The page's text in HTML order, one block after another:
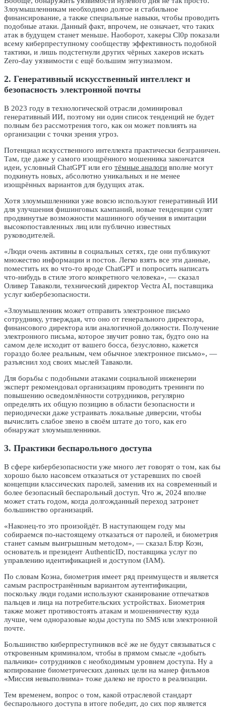
Злоумышленникам необходимо долгое и стабильное
финансирование, а также специальные навыки, чтобы проводить
подобные атаки. Данный факт, впрочем, не означает, что таких
атак в будущем станет меньше. Наоборот, хакеры Cl0p показали
всему киберпреступному сообществу эффективность подобной
тактики, и лишь подстегнули других чёрных хакеров искать
Zero-day уязвимости с ещё большим энтузиазмом.
2. Генеративный искусственный интеллект и
безопасность электронной почты
В 2023 году в технологической отрасли доминировал
генеративный ИИ, поэтому ни один список тенденций не будет
полным без рассмотрения того, как он может повлиять на
организации с точки зрения угроз.
Потенциал искусственного интеллекта практически безграничен.
Там, где даже у самого изощрённого мошенника закончатся
идеи, условный ChatGPT или его тёмные аналоги вполне могут
подкинуть новых, абсолютно уникальных и не менее
изощрённых вариантов для будущих атак.
Хотя злоумышленники уже вовсю используют генеративный ИИ
для улучшения фишинговых кампаний, новые тенденции сулят
продвинутые возможности машинного обучения в имитации
высокопоставленных лиц или публично известных
руководителей.
«Люди очень активны в социальных сетях, где они публикуют
множество информации и постов. Легко взять все эти данные,
поместить их во что-то вроде ChatGPT и попросить написать
что-нибудь в стиле этого конкретного человека», — сказал
Оливер Таваколи, технический директор Vectra AI, поставщика
услуг кибербезопасности.
«Злоумышленник может отправить электронное письмо
сотруднику, утверждая, что оно от генерального директора,
финансового директора или аналогичной должности. Получение
электронного письма, которое звучит ровно так, будто оно на
самом деле исходит от вашего босса, безусловно, кажется
гораздо более реальным, чем обычное электронное письмо», —
разъяснил ход своих мыслей Таваколи.
Для борьбы с подобными атаками социальной инженерии
эксперт рекомендовал организациям проводить тренинги по
повышению осведомлённости сотрудников, регулярно
определять их общую позицию в области безопасности и
периодически даже устраивать локальные диверсии, чтобы
вычислить слабое звено в своём штате до того, как его
обнаружат злоумышленники.
3. Практики беспарольного доступа
В сфере кибербезопасности уже много лет говорят о том, как бы
хорошо было насовсем отказаться от устаревших по своей
концепции классических паролей, заменив их на современный и
более безопасный беспарольный доступ. Что ж, 2024 вполне
может стать годом, когда долгожданный переход затронет
большинство организаций.
«Наконец-то это произойдёт. В наступающем году мы
собираемся по-настоящему отказаться от паролей, и биометрия
станет самым выигрышным методом», — сказал Блэр Коэн,
основатель и президент AuthenticID, поставщика услуг по
управлению идентификацией и доступом (IAM).
По словам Коэна, биометрия имеет ряд преимуществ и является
самым распространённым вариантом аутентификации,
поскольку люди годами используют сканирование отпечатков
пальцев и лица на потребительских устройствах. Биометрия
также может противостоять атакам и мошенничеству куда
лучше, чем одноразовые коды доступа по SMS или электронной
почте.
Большинство киберпреступников всё же не будут связываться с
откровенным криминалом, чтобы в прямом смысле «добыть
пальчики» сотрудников с необходимым уровнем доступа. Ну а
копирование биометрических данных цели на манер фильмов
«Миссия невыполнима» тоже далеко не просто в реализации.
Тем временем, вопрос о том, какой отраслевой стандарт
беспарольного доступа в итоге победит, до сих пор является